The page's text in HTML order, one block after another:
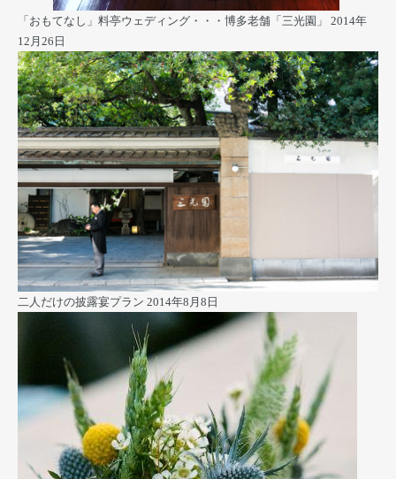
「おもてなし」料亭ウェディング・・・博多老舗「三光園」
2014年
12月26日
二人だけの披露宴プラン 2014年8月8日